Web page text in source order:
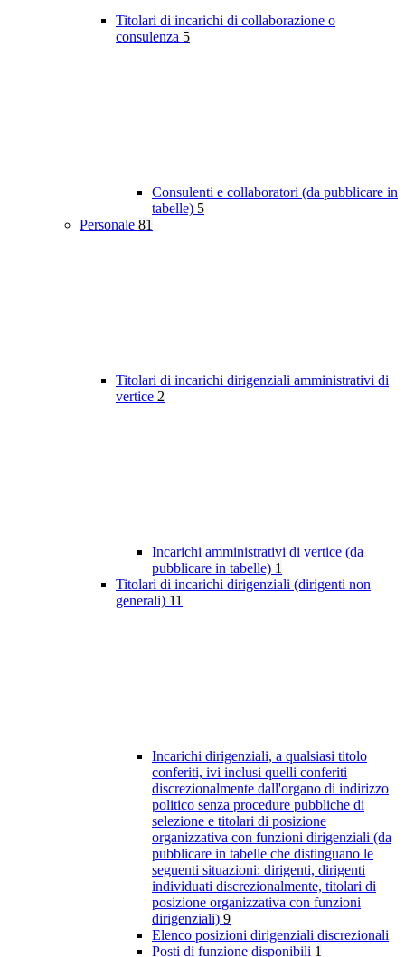
Titolari di incarichi di collaborazione o
consulenza 5
Consulenti e collaboratori (da pubblicare in
tabelle) 5
Personale 81
Titolari di incarichi dirigenziali amministrativi di
vertice 2
Incarichi amministrativi di vertice (da
pubblicare in tabelle) 1
Titolari di incarichi dirigenziali (dirigenti non
generali) 11
Incarichi dirigenziali, a qualsiasi titolo
conferiti, ivi inclusi quelli conferiti
discrezionalmente dall'organo di indirizzo
politico senza procedure pubbliche di
selezione e titolari di posizione
organizzativa con funzioni dirigenziali (da
pubblicare in tabelle che distinguano le
seguenti situazioni: dirigenti, dirigenti
individuati discrezionalmente, titolari di
posizione organizzativa con funzioni
dirigenziali) 9
Elenco posizioni dirigenziali discrezionali
Posti di funzione disponibili 1